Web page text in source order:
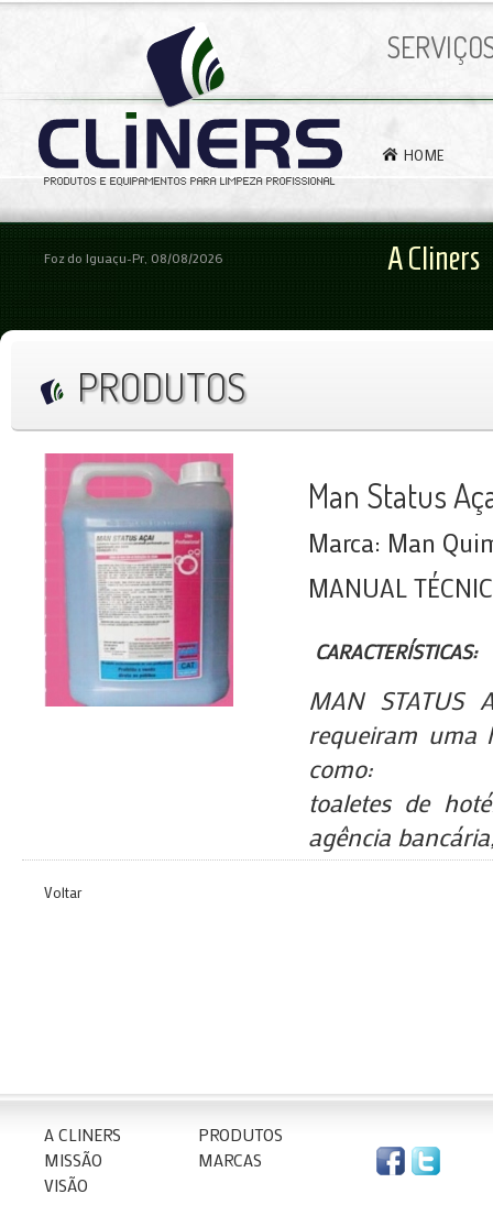
HOME
Foz do Iguaçu-Pr, 08/08/2026 A Cliners
PRODUTOS
Man Status
Marca: Man
MANUAL
CARACTERÍSTICAS:
MAN STATUS
requeiram uma
como:
toaletes de
agência
Voltar
A CLINERS
PRODUTOS
MISSÃO
MARCAS
VISÃO